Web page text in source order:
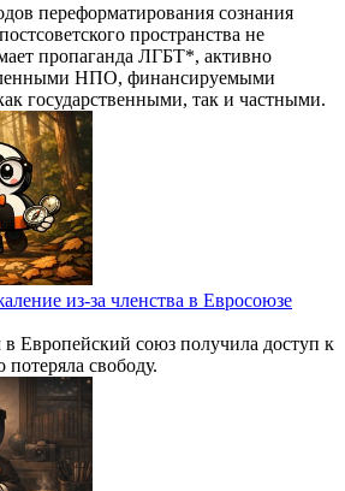
переформатирования сознания
пространства не
пропаганда ЛГБТ*, активно
НПО, финансируемыми
государственными, так и частными.
из-за членства в Евросоюзе
Европейский союз получила доступ к
свободу.